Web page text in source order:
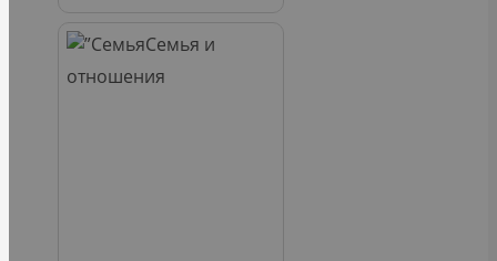
Семья и
отношения